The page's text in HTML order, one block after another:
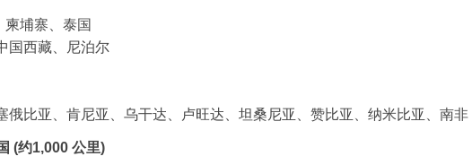
埔寨、泰国
国西藏、尼泊尔
俄比亚、肯尼亚、乌干达、卢旺达、坦桑尼亚、赞比亚、纳米比亚、南非
(约1,000 公里)